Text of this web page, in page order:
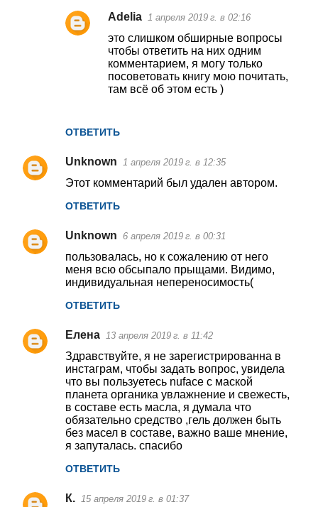
ОТВЕТИТЬ
Adelia 1 апреля 2019 г. в 02:16
это слишком обширные вопросы
чтобы ответить на них одним
комментарием, я могу только
посоветовать книгу мою почитать,
там всё об этом есть )
Unknown 1 апреля 2019 г. в 12:35
Этот комментарий был удален автором.
ОТВЕТИТЬ
Unknown 6 апреля 2019 г. в 00:31
пользовалась, но к сожалению от него
меня всю обсыпало прыщами. Видимо,
индивидуальная непереносимость(
ОТВЕТИТЬ
Елена 13 апреля 2019 г. в 11:42
Здравствуйте, я не зарегистрированна в
инстаграм, чтобы задать вопрос, увидела
что вы пользуетесь nuface с маской
планета органика увлажнение и свежесть,
в составе есть масла, я думала что
обязательно средство ,гель должен быть
без масел в составе, важно ваше мнение,
я запуталась. спасибо
ОТВЕТИТЬ
К. 15 апреля 2019 г. в 01:37